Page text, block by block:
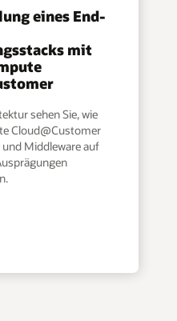
eines End-
mit
sehen Sie, wie
Cloud@Customer
Middleware auf